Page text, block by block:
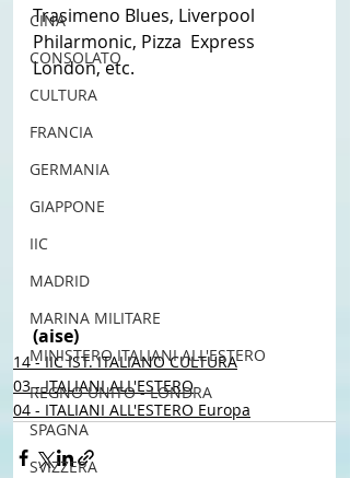
CINA
CONSOLATO
CULTURA
FRANCIA
GERMANIA
GIAPPONE
IIC
MADRID
MARINA MILITARE
MINISTERO ITALIANI ALL'ESTERO
REGNO UNITO - LONDRA
SPAGNA
SVIZZERA
Trasimeno Blues, Liverpool
Philarmonic, Pizza  Express
London, etc.
(aise)
14 - IIC IST. ITALIANO CULTURA
03 - ITALIANI ALL'ESTERO
04 - ITALIANI ALL'ESTERO Europa